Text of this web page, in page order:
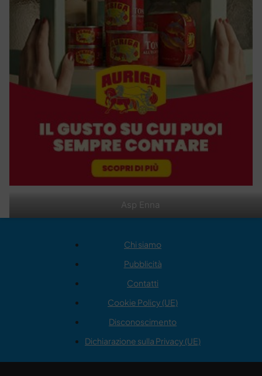
Asp Enna
Chi siamo
Pubblicità
Contatti
Cookie Policy (UE)
Disconoscimento
Dichiarazione sulla Privacy (UE)